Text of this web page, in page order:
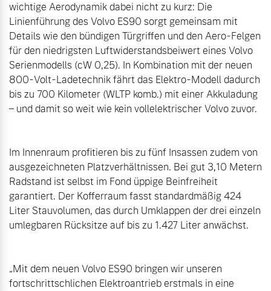
wichtige Aerodynamik dabei nicht zu kurz: Die
Linienführung des Volvo ES90 sorgt gemeinsam mit
Details wie den bündigen Türgriffen und den Aero-Felgen
für den niedrigsten Luftwiderstandsbeiwert eines Volvo
Serienmodells (cW 0,25). In Kombination mit der neuen
800-Volt-Ladetechnik fährt das Elektro-Modell dadurch
bis zu 700 Kilometer (WLTP komb.) mit einer Akkuladung
– und damit so weit wie kein vollelektrischer Volvo zuvor.
Im Innenraum profitieren bis zu fünf Insassen zudem von
ausgezeichneten Platzverhältnissen. Bei gut 3,10 Metern
Radstand ist selbst im Fond üppige Beinfreiheit
garantiert. Der Kofferraum fasst standardmäßig 424
Liter Stauvolumen, das durch Umklappen der drei einzeln
umlegbaren Rücksitze auf bis zu 1.427 Liter anwächst.
„Mit dem neuen Volvo ES90 bringen wir unseren
fortschrittschlichen Elektroantrieb erstmals in eine